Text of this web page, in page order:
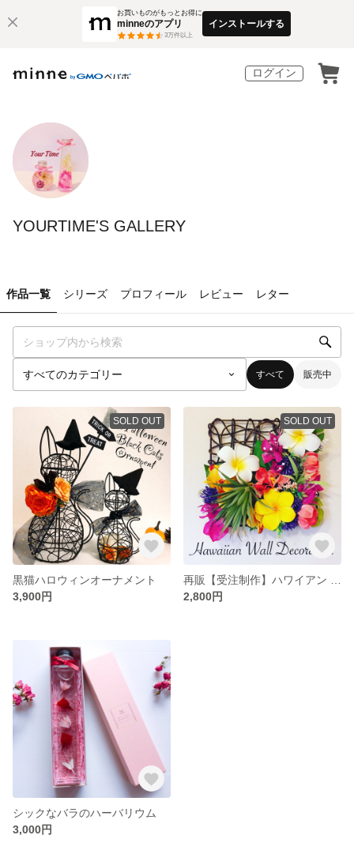
お買いものがもっとお得に
minneのアプリ
3万件以上
インストールする
ログイン
YOURTIME'S GALLERY
作品一覧 シリーズ プロフィール レビュー レター
すべて 販売中
SOLD OUT
黒猫ハロウィンオーナメント
3,900円
SOLD OUT
2,800円
シックなバラのハーバリウム
3,000円